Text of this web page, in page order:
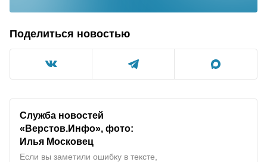
Поделиться новостью
Служба новостей
«Верстов.Инфо», фото:
Илья Московец
Если вы заметили ошибку в тексте,